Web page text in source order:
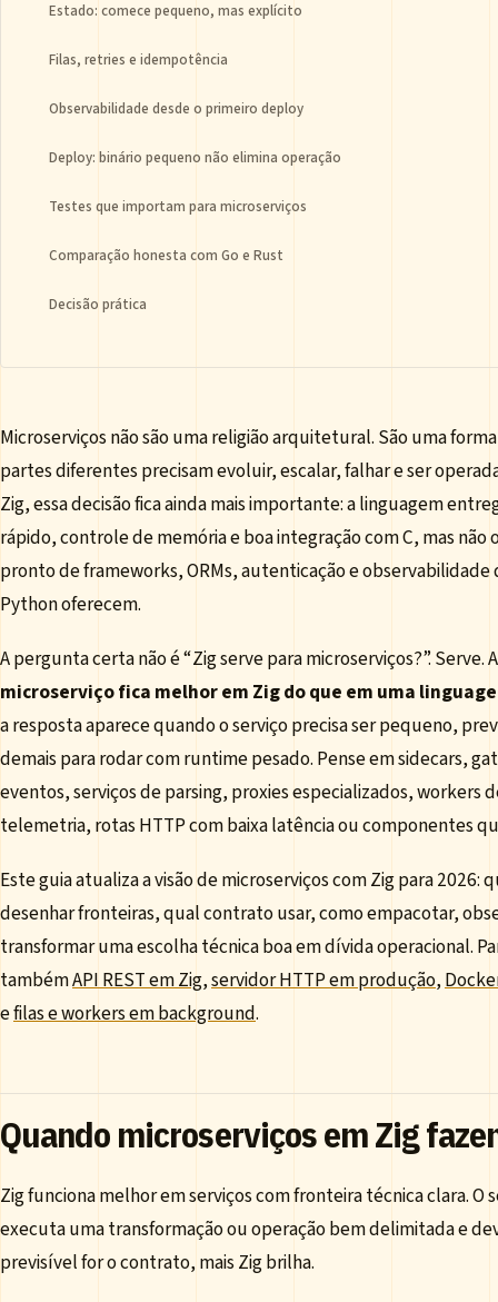
Estado: comece pequeno, mas explícito
Filas, retries e idempotência
Observabilidade desde o primeiro deploy
Deploy: binário pequeno não elimina operação
Testes que importam para microserviços
Comparação honesta com Go e Rust
Decisão prática
Microserviços não são uma religião arquitetural. São uma
partes diferentes precisam evoluir, escalar, falhar e ser
Zig, essa decisão fica ainda mais importante: a linguagem
rápido, controle de memória e boa integração com C, mas não
pronto de frameworks, ORMs, autenticação e observabilidade
Python oferecem.
A pergunta certa não é “Zig serve para microserviços?”.
microserviço fica melhor em Zig do que em uma
a resposta aparece quando o serviço precisa ser pequeno,
demais para rodar com runtime pesado. Pense em sidecars,
eventos, serviços de parsing, proxies especializados, workers
telemetria, rotas HTTP com baixa latência ou componentes
Este guia atualiza a visão de microserviços com Zig para 2026:
desenhar fronteiras, qual contrato usar, como empacotar,
transformar uma escolha técnica boa em dívida operacional.
tambémAPI REST em Zig,servidor HTTP em produção,
efilas e workers em background.
Quando microserviços em Zig
Zig funciona melhor em serviços com fronteira técnica clara. O
executa uma transformação ou operação bem delimitada e
previsível for o contrato, mais Zig brilha.